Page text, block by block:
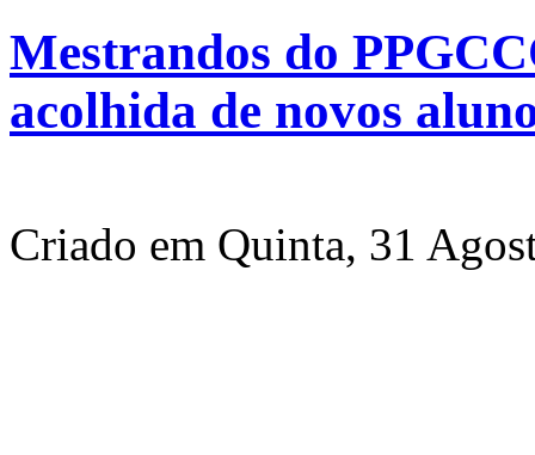
Mestrandos do
acolhida de novos
Criado em Quinta, 31